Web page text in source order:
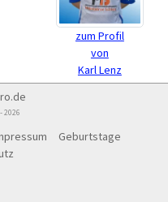
zum Profil
von
Karl Lenz
2026
Geburtstage